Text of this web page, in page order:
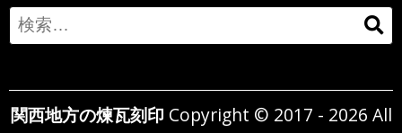
Search
for:
関西地方の煉瓦刻印 Copyright © 2017 - 2026 All